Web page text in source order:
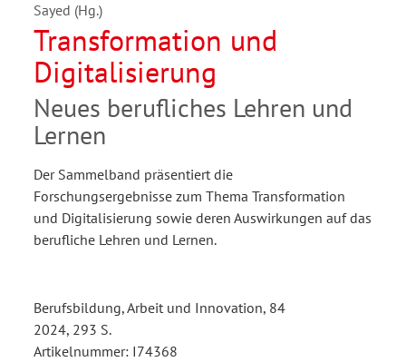
Sayed (Hg.)
Transformation und
Digitalisierung
Neues berufliches Lehren und
Lernen
Der Sammelband präsentiert die
Forschungsergebnisse zum Thema Transformation
und Digitalisierung sowie deren Auswirkungen auf das
berufliche Lehren und Lernen.
Berufsbildung, Arbeit und Innovation, 84
2024, 293 S.
Artikelnummer: I74368